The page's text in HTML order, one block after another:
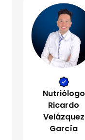
Nutriólogo
Ricardo
Velázquez
García